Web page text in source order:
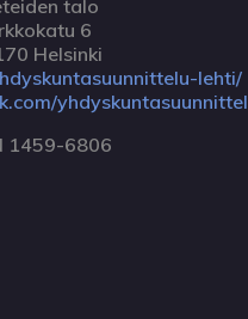
talo
6
Helsinki
lehti/
1459-6806